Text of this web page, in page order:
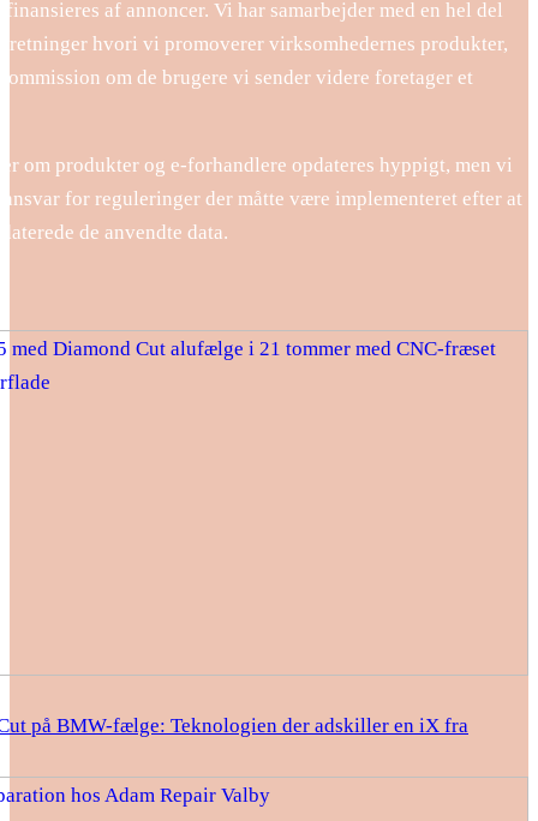
finansieres af annoncer. Vi har samarbejder med en hel del
hvori vi promoverer virksomhedernes produkter,
om de brugere vi sender videre foretager et
om produkter og e-forhandlere opdateres hyppigt, men vi
for reguleringer der måtte være implementeret efter at
de anvendte data.
på BMW-fælge: Teknologien der adskiller en iX fra